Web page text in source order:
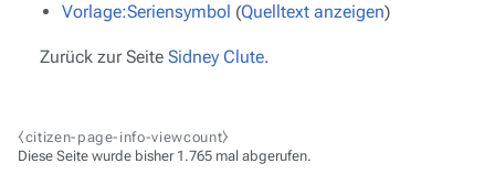
Vorlage:Seriensymbol (Quelltext anzeigen)
Zurück zur Seite Sidney Clute.
⧼citizen-page-info-viewcount⧽
Diese Seite wurde bisher 1.765 mal abgerufen.